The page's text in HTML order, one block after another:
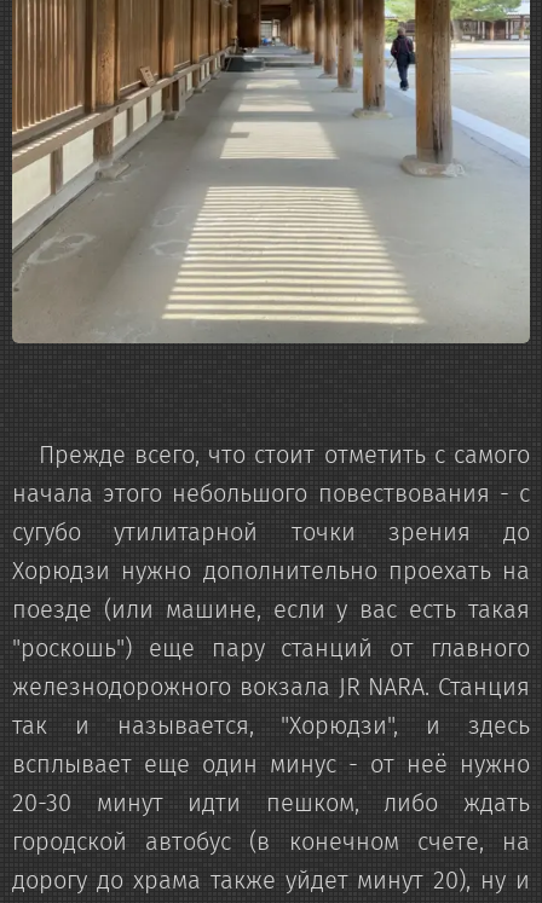
Прежде всего, что стоит отметить с самого
начала этого небольшого повествования - с
сугубо утилитарной точки зрения до
Хорюдзи нужно дополнительно проехать на
поезде (или машине, если у вас есть такая
"роскошь") еще пару станций от главного
железнодорожного вокзала JR NARA. Станция
так и называется, "Хорюдзи", и здесь
всплывает еще один минус - от неё нужно
20-30 минут идти пешком, либо ждать
городской автобус (в конечном счете, на
дорогу до храма также уйдет минут 20), ну и